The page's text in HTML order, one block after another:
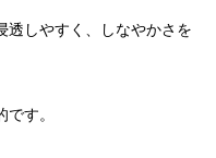
透しやすく、しなやかさを
す。